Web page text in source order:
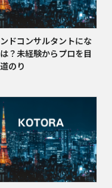
ドコンサルタントにな
？未経験からプロを目
のり